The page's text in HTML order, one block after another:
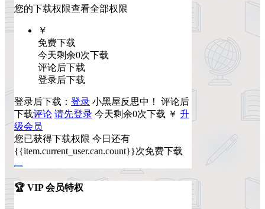
您的下载权限查看全部权限
￥
免费下载
今天剩余0次下载
评论后下载
登录后下载
登录后下载： 登录 小黑屋反思中！ 评论后
下载评论 请先登录 今天剩余0次下载 ￥ 升
级会员
您已获得下载权限 今日还有
{{item.current_user.can.count}}次免费下载
🏆 VIP 会员特权